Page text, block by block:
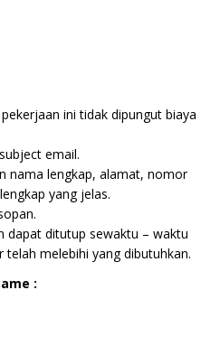
ini tidak dipungut biaya
email.
nama lengkap, alamat, nomor
yang jelas.
dapat ditutup sewaktu – waktu
melebihi yang dibutuhkan.
: